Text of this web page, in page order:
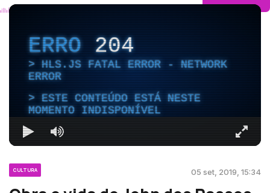
ERRO204
HLS.JS FATAL ERROR - NETWORK
ERROR
ESTE CONTEÚDO ESTÁ NESTE
MOMENTO INDISPONÍVEL
CULTURA 05 set, 2019, 15:34